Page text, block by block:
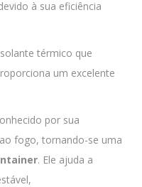
à sua eficiência
térmico que
um excelente
por sua
fogo, tornando-se uma
. Ele ajuda a